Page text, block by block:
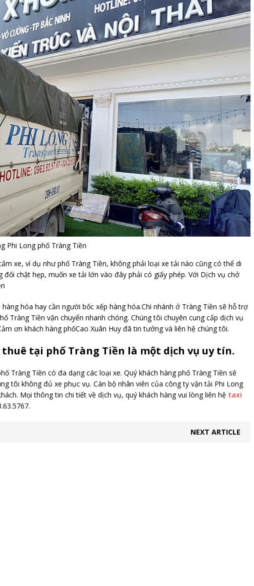
Phi Long phố Tràng Tiền
xe, ví dụ như phố Tràng Tiền, không phải loại xe tải nào cũng có thể di
đối chật hẹp, muốn xe tải lớn vào đây phải có giấy phép. Với Dịch vụ chở
hóa hay cần người bốc xếp hàng hóa.Chi nhánh ở Tràng Tiền sẽ hỗ trợ
Tràng Tiền vận chuyển nhanh chóng. Chúng tôi chuyên cung cấp dịch vụ
ơn khách hàng phốCao Xuân Huy đã tin tưởng và liên hệ chúng tôi.
thuê tại phố Tràng Tiền là một dịch vụ uy tín.
Tràng Tiền có đa dạng các loại xe. Quý khách hàng phố Tràng Tiền sẽ
tôi không đủ xe phục vụ. Cán bộ nhân viên của công ty vận tải Phi Long
Mọi thông tin chi tiết về dịch vụ, quý khách hàng vui lòng liên hệ taxi
NEXT ARTICLE